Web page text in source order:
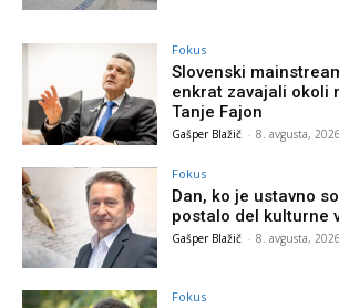
Fokus
Slovenski
enkrat zavajali okoli
Tanje Fajon
Gašper Blažič - 8. avgusta, 2026
Fokus
Dan, ko je ustavno
postalo del kulturne
Gašper Blažič - 8. avgusta, 2026
Fokus